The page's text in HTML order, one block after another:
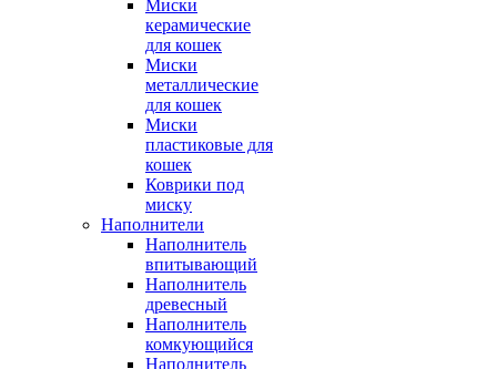
Миски
керамические
для кошек
Миски
металлические
для кошек
Миски
пластиковые для
кошек
Коврики под
миску
Наполнители
Наполнитель
впитывающий
Наполнитель
древесный
Наполнитель
комкующийся
Наполнитель